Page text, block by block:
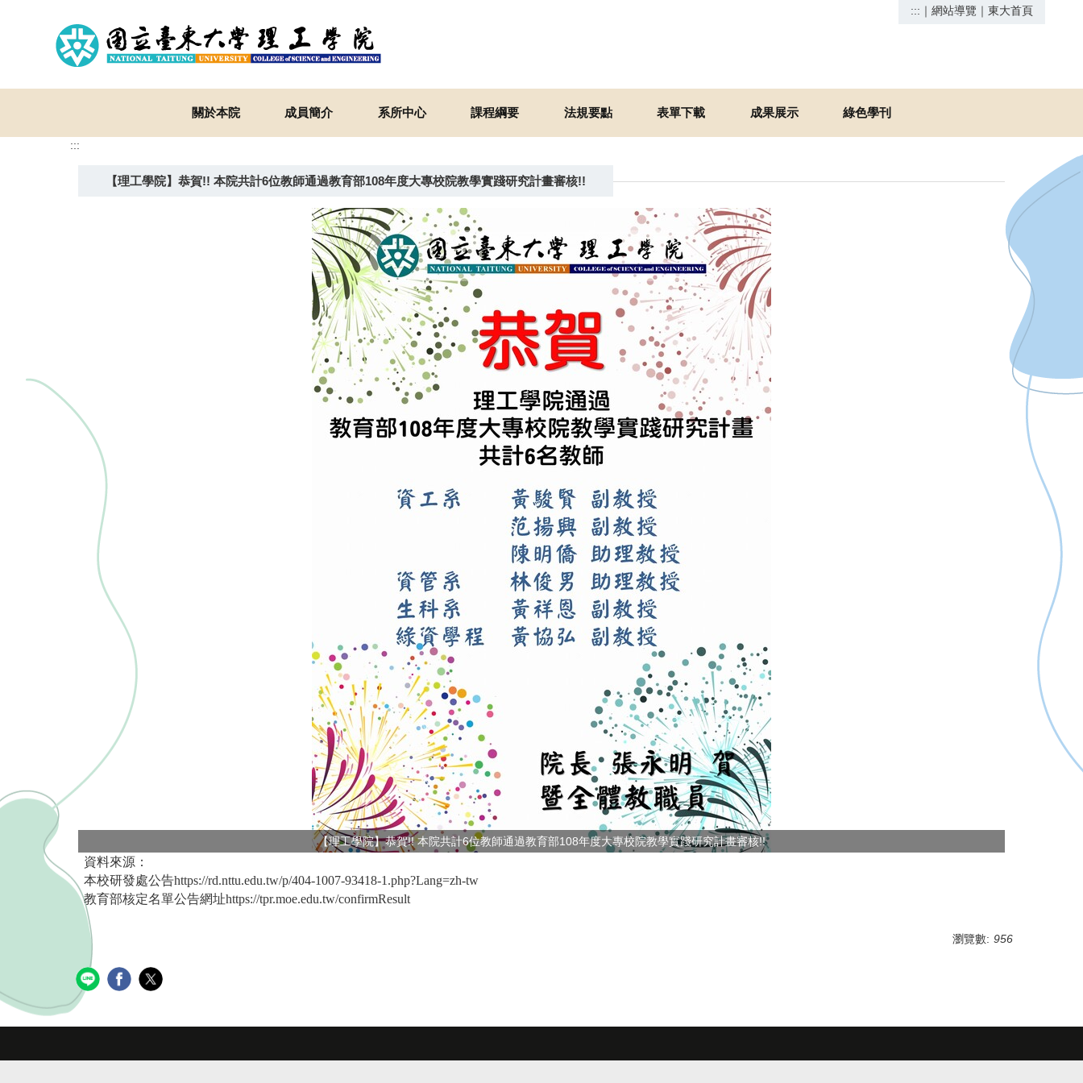
::: ｜ 網站導覽 ｜ 東大首頁
關於本院 成員簡介 系所中心 課程綱要 法規要點 表單下載 成果展示 綠色學刊
:::
【理工學院】恭賀!! 本院共計6位教師通過教育部108年度大專校院教學實踐研究計畫審核!!
【理工學院】恭賀!! 本院共計6位教師通過教育部108年度大專校院教學實踐研究計畫審核!!
資料來源：
本校研發處公告https://rd.nttu.edu.tw/p/404-1007-93418-1.php?Lang=zh-tw
教育部核定名單公告網址https://tpr.moe.edu.tw/confirmResult
瀏覽數: 956